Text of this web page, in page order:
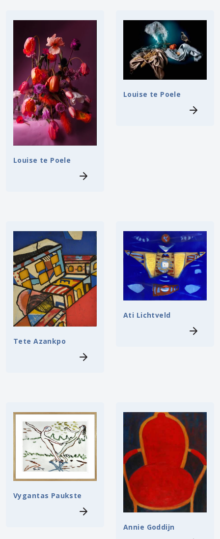
Louise te Poele
Louise te Poele
Tete Azankpo
Ati Lichtveld
Vygantas Paukste
Annie Goddijn